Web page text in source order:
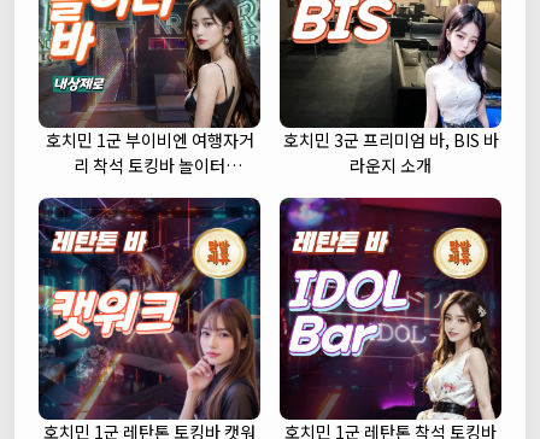
호치민 1군 부이비엔 여행자거
리 착석 토킹바 놀이터
호치민 3군 프리미엄 바, BIS 바
라운지 소개
호치민 1군 레탄톤 토킹바 캣워
호치민 1군 레탄톤 착석 토킹바